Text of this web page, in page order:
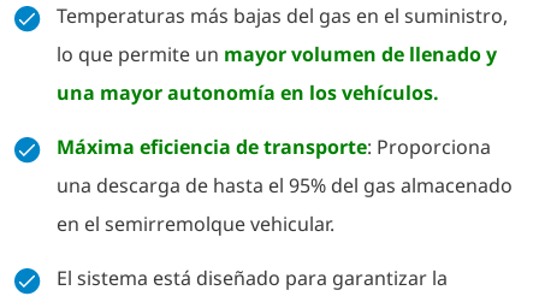
Temperaturas más bajas del gas en el suministro,
lo que permite un mayor volumen de llenado y
una mayor autonomía en los vehículos.
Máxima eficiencia de transporte: Proporciona
una descarga de hasta el 95% del gas almacenado
en el semirremolque vehicular.
El sistema está diseñado para garantizar la